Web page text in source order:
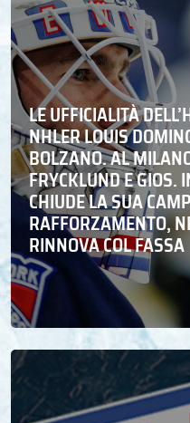
LE UFFICIALITÀ
NHLER LOUIS
BOLZANO. AL
FRYCKLUND E GIOS.
CHIUDE LA SUA
RAFFORZAMENTO,
RINNOVA COL FASSA